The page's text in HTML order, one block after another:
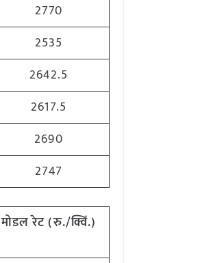
2770
2535
2642.5
2617.5
2690
2747
मोडल रेट(रु./क्विं.)